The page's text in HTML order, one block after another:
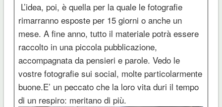
L’idea, poi, è quella per la quale le fotografie
rimarranno esposte per 15 giorni o anche un
mese. A fine anno, tutto il materiale potrà essere
raccolto in una piccola pubblicazione,
accompagnata da pensieri e parole. Vedo le
vostre fotografie sui social, molte particolarmente
buone.E’ un peccato che la loro vita duri il tempo
di un respiro: meritano di più.